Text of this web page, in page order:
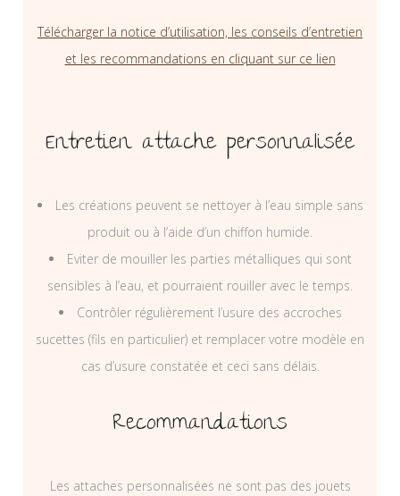
Télécharger la notice d’utilisation, les conseils d’entretien
et les recommandations en cliquant sur ce lien
Entretien attache personnalisée
Les créations peuvent se nettoyer à l’eau simple sans
produit ou à l’aide d’un chiffon humide.
Eviter de mouiller les parties métalliques qui sont
sensibles à l’eau, et pourraient rouiller avec le temps.
Contrôler régulièrement l’usure des accroches
sucettes (fils en particulier) et remplacer votre modèle en
cas d’usure constatée et ceci sans délais.
Recommandations
Les attaches personnalisées ne sont pas des jouets